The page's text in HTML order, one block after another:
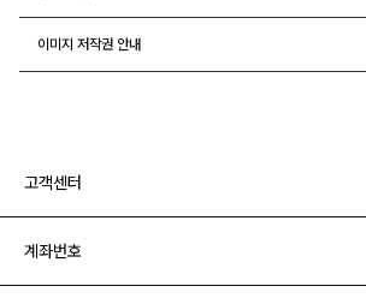
이미지 저작권 안내
고객센터
계좌번호